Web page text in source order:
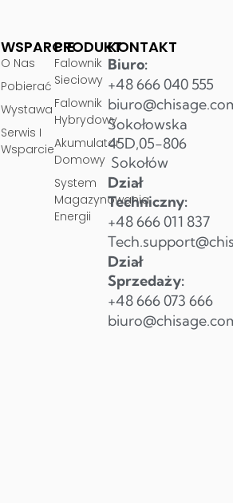
PRODUKT
Falownik
Sieciowy
Falownik
Hybrydowy
Akumulator
Domowy
System
Magazynowania
Energii
WSPARCIE
O Nas
Pobierać
Wystawa
Serwis I
Wsparcie
KONTAKT
Biuro:
+48 666 040 555
Sokołowska
45D,05-806
Sokołów
Dział
Techniczny:
+48 666 011 837
Dział
Sprzedaży:
+48 666 073 666